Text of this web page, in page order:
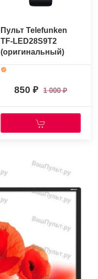
Пульт Telefunken
TF-LED28S9T2
(оригинальный)
850 1 000